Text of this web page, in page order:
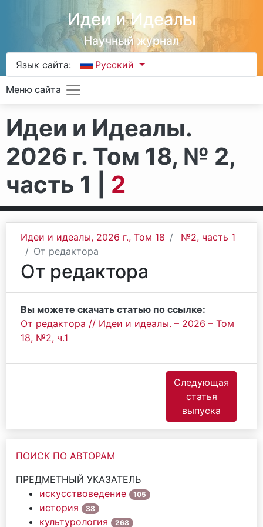
Идеи и Идеалы
Научный журнал
Язык сайта: Русский
Меню сайта
Идеи и Идеалы.
2026 г. Том 18, № 2,
часть 1 | 2
Идеи и идеалы, 2026 г., Том 18
№2, часть 1
От редактора
От редактора
Вы можете скачать статью по ссылке:
От редактора // Идеи и идеалы. – 2026 – Том
18, №2, ч.1
Следующая
статья
выпуска
ПОИСК ПО АВТОРАМ
ПРЕДМЕТНЫЙ УКАЗАТЕЛЬ
искусствоведение
105
история 38
культурология 268